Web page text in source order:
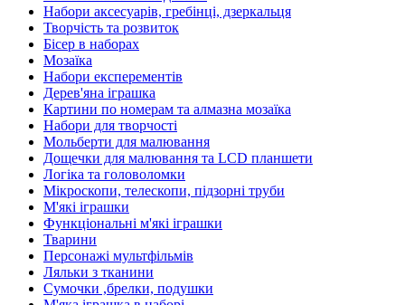
Набори аксесуарів, гребінці, дзеркальця
Творчість та розвиток
Бісер в наборах
Мозаїка
Набори експерементів
Дерев'яна іграшка
Картини по номерам та алмазна мозаїка
Набори для творчості
Мольберти для малювання
Дощечки для малювання та LCD планшети
Логіка та головоломки
Мікроскопи, телескопи, підзорні труби
М'які іграшки
Функціональні м'які іграшки
Тварини
Персонажі мультфільмів
Ляльки з тканини
Сумочки ,брелки, подушки